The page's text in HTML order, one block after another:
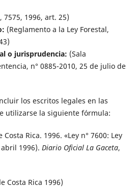
7575, 1996, art. 25)
(Reglamento a la Ley Forestal,
o jurisprudencia: (Sala
n° 0885-2010, 25 de julio de
los escritos legales en las
utilizarse la siguiente fórmula:
Rica. 1996. «Ley n° 7600: Ley
1996). Diario Oficial La Gaceta,
Costa Rica 1996)